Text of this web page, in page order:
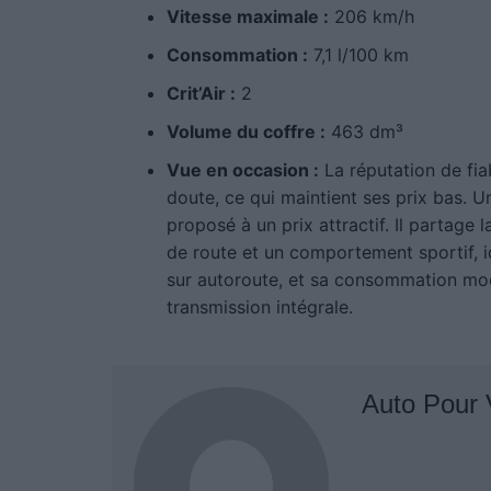
Vitesse maximale : 206 km/h
Consommation : 7,1 l/100 km
Crit’Air : 2
Volume du coffre : 463 dm³
Vue en occasion : La réputation de
doute, ce qui maintient ses prix bas.
proposé à un prix attractif. Il partage
de route et un comportement sportif,
sur autoroute, et sa consommation
transmission intégrale.
Auto Pour